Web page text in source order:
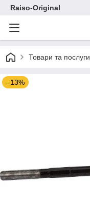
Raiso-Original
Товари та послуги
–13%